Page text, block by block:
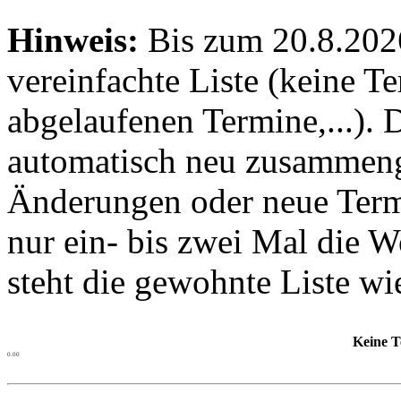
Hinweis: Bis zum
vereinfachte Liste (keine
abgelaufenen
automatisch neu
Änderungen oder neue
nur ein- bis zwei Mal die
steht die gewohnte Liste
Keine
0.00